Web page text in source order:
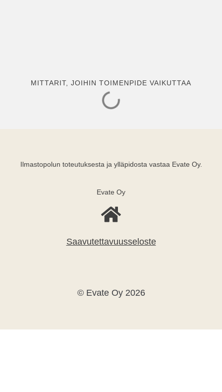
MITTARIT, JOIHIN TOIMENPIDE VAIKUTTAA
Ilmastopolun toteutuksesta ja ylläpidosta vastaa Evate Oy.
Evate Oy
Saavutettavuusseloste
© Evate Oy 2026